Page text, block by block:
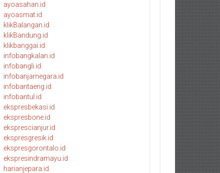
ayoasahan.id
ayoasmat.id
klikBalangan.id
klikBandung.id
klikbanggai.id
infobangkalan.id
infobangli.id
infobanjarnegara.id
infobantaeng.id
infobantul.id
ekspresbekasi.id
ekspresbone.id
eksprescianjur.id
ekspresgresik.id
ekspresgorontalo.id
ekspresindramayu.id
harianjepara.id